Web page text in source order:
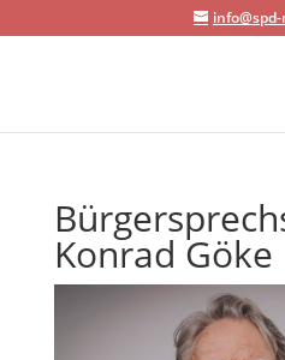
Konrad Göke